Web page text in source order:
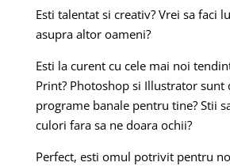
Esti talentat si creativ? Vrei sa faci
asupra altor oameni?
Esti la curent cu cele mai noi
Print? Photoshop si Illustrator sunt
programe banale pentru tine? Stii
culori fara sa ne doara ochii?
Perfect, esti omul potrivit pentru